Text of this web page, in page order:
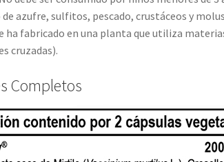
de azufre, sulfitos, pescado, crustáceos y
ha fabricado en una planta que utiliza
cruzadas).
Completos